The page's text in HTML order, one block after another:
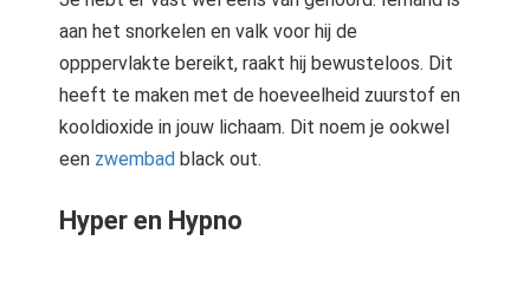
aan het snorkelen en valk voor hij de
opppervlakte bereikt, raakt hij bewusteloos. Dit
heeft te maken met de hoeveelheid zuurstof en
kooldioxide in jouw lichaam. Dit noem je ookwel
een zwembad black out.
Hyper en Hypno